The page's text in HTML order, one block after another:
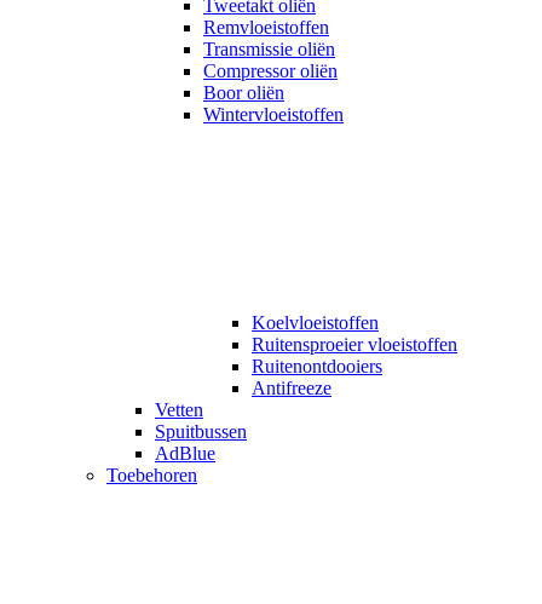
Tweetakt oliën
Remvloeistoffen
Transmissie oliën
Compressor oliën
Boor oliën
Wintervloeistoffen
Koelvloeistoffen
Ruitensproeier vloeistoffen
Ruitenontdooiers
Antifreeze
Vetten
Spuitbussen
AdBlue
Toebehoren